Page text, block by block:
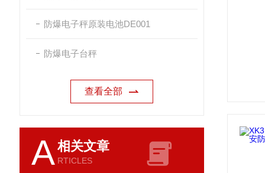
防爆电子秤原装电池DE001
防爆电子台秤
查看全部
A相关文章
RTICLES